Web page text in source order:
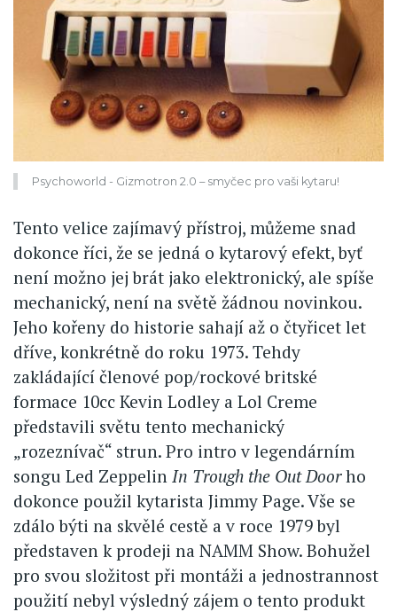
Psychoworld - Gizmotron 2.0 – smyčec pro vaši kytaru!
Tento velice zajímavý přístroj, můžeme snad
dokonce říci, že se jedná o kytarový efekt, byť
není možno jej brát jako elektronický, ale spíše
mechanický, není na světě žádnou novinkou.
Jeho kořeny do historie sahají až o čtyřicet let
dříve, konkrétně do roku 1973. Tehdy
zakládající členové pop/rockové britské
formace 10cc Kevin Lodley a Lol Creme
představili světu tento mechanický
„rozeznívač“ strun. Pro intro v legendárním
songu Led Zeppelin In Trough the Out Doorho
dokonce použil kytarista Jimmy Page. Vše se
zdálo býti na skvělé cestě a v roce 1979 byl
představen k prodeji na NAMM Show. Bohužel
pro svou složitost při montáži a jednostrannost
použití nebyl výsledný zájem o tento produkt